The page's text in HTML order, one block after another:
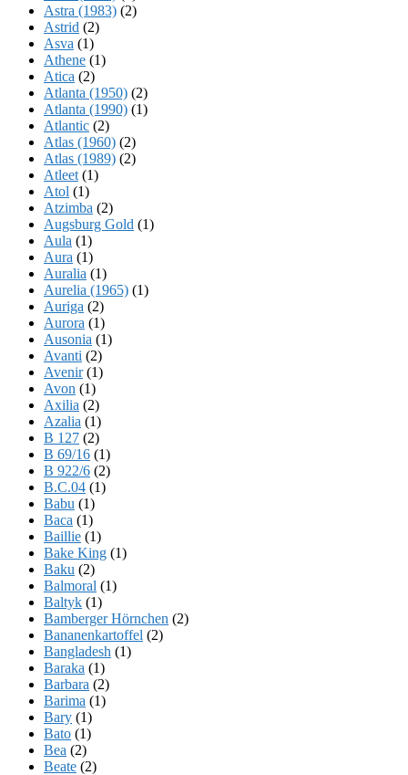
Astra (1983) (2)
Astrid (2)
Asva (1)
Athene (1)
Atica (2)
Atlanta (1950) (2)
Atlanta (1990) (1)
Atlantic (2)
Atlas (1960) (2)
Atlas (1989) (2)
Atleet (1)
Atol (1)
Atzimba (2)
Augsburg Gold (1)
Aula (1)
Aura (1)
Auralia (1)
Aurelia (1965) (1)
Auriga (2)
Aurora (1)
Ausonia (1)
Avanti (2)
Avenir(1)
Avon (1)
Axilia (2)
Azalia (1)
B 127 (2)
B 69/16 (1)
B 922/6 (2)
B.C.04 (1)
Babu (1)
Baca (1)
Baillie (1)
Bake King (1)
Baku (2)
Balmoral (1)
Baltyk (1)
Bamberger Hörnchen (2)
Bananenkartoffel (2)
Bangladesh (1)
Baraka (1)
Barbara (2)
Barima (1)
Bary (1)
Bato (1)
Bea (2)
Beate (2)